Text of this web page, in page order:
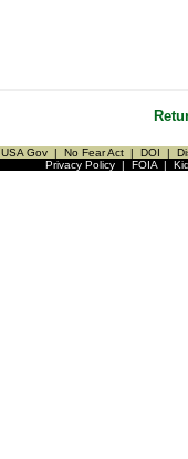
USA Gov | No Fear Act | DOI |
Privacy Policy| FOIA|